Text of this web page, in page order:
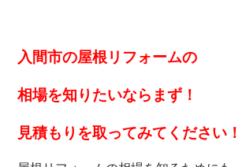
入間市の屋根リフォームの
相場を知りたいなら まず！
見積もりを取ってみてください